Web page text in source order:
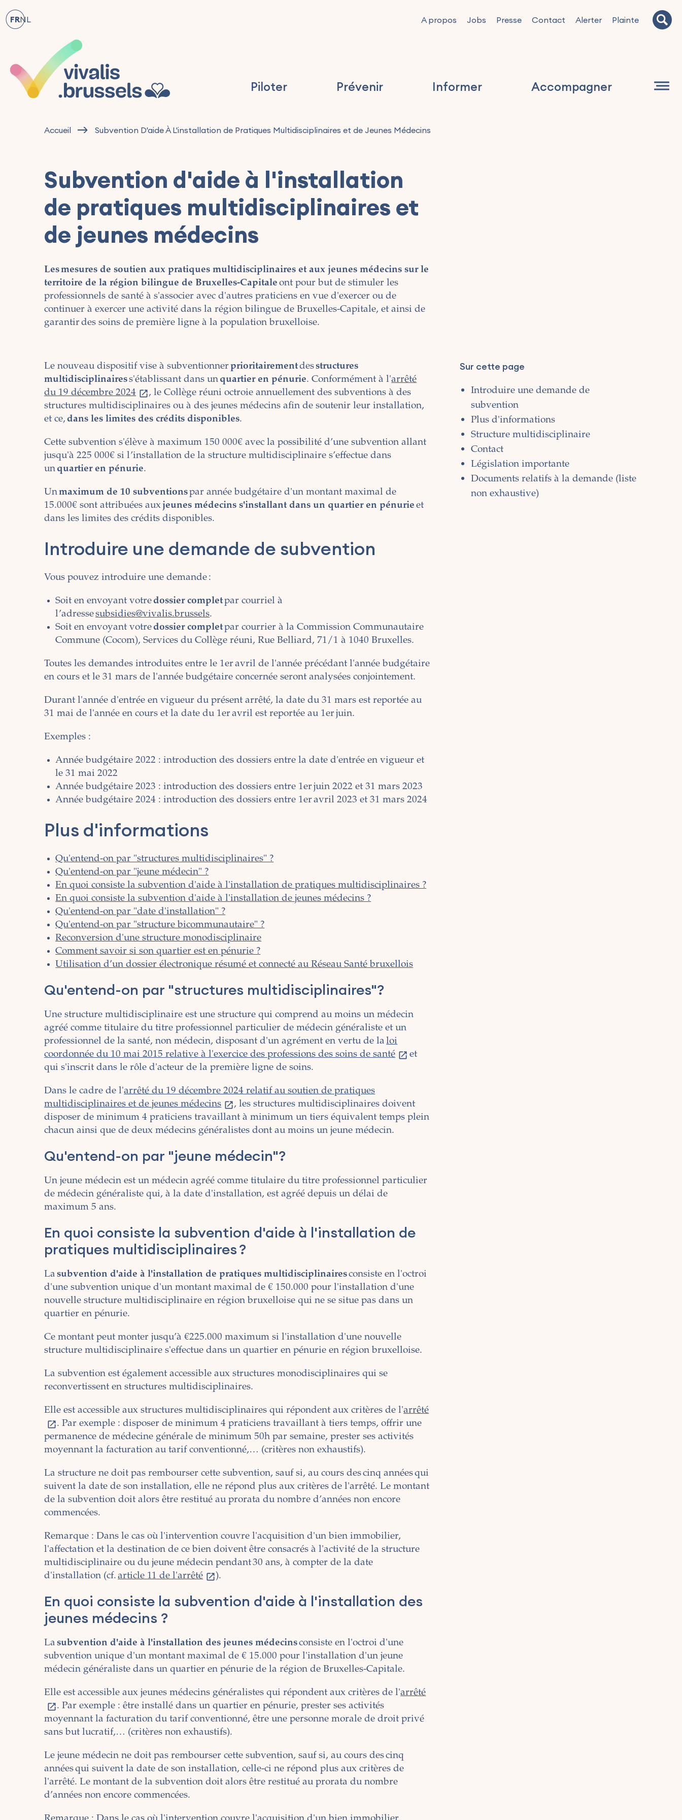
FRNL A propos Jobs Presse Contact Alerter Plainte
Piloter Prévenir Informer Accompagner
Accueil Subvention D'aide À L'installation de Pratiques Multidisciplinaires et de Jeunes Médecins
Subvention d'aide à l'installation
de pratiques multidisciplinaires et
de jeunes médecins
Les mesures de soutien aux pratiques multidisciplinaires et aux jeunes médecins sur le
territoire de la région bilingue de Bruxelles-Capitale ont pour but de stimuler les
professionnels de santé à s'associer avec d'autres praticiens en vue d'exercer ou de
continuer à exercer une activité dans la région bilingue de Bruxelles-Capitale, et ainsi de
garantir des soins de première ligne à la population bruxelloise.
Sur cette page
Introduire une demande de
subvention
Plus d'informations
Structure multidisciplinaire
Contact
Législation importante
Documents relatifs à la demande (liste
non exhaustive)
Le nouveau dispositif vise à subventionnerprioritairementdesstructures
multidisciplinairess'établissant dans un quartier en pénurie. Conformément à l'arrêté
du 19 décembre 2024
, le Collège réuni octroie annuellement des subventions à des
structures multidisciplinaires ou à des jeunes médecins afin de soutenir leur installation,
et ce,dans les limites des crédits disponibles.
Cette subvention s'élève à maximum 150 000€ avec la possibilité d’une subvention allant
jusqu'à 225 000€ si l’installation de la structure multidisciplinaire s’effectue dans
un quartier en pénurie.
Unmaximum de 10 subventionspar année budgétaire d'un montant maximal de
15.000€ sont attribuées auxjeunes médecins s'installant dans un quartier en pénurie et
dans les limites des crédits disponibles.
Introduire une demande de subvention
Vous pouvez introduire une demande :
Soit en envoyant votredossier completpar courriel à
l’adressesubsidies@vivalis.brussels.
Soit en envoyant votredossier completpar courrier à la Commission Communautaire
Commune (Cocom), Services du Collège réuni, Rue Belliard, 71/1 à 1040 Bruxelles.
Toutes les demandes introduites entre le 1er avril de l'année précédant l'année budgétaire
en cours et le 31 mars de l'année budgétaire concernée seront analysées conjointement.
Durant l'année d'entrée en vigueur du présent arrêté, la date du 31 mars est reportée au
31 mai de l'année en cours et la date du 1er avril est reportée au 1er juin.
Exemples :
Année budgétaire 2022 : introduction des dossiers entre la date d'entrée en vigueur et
le 31 mai 2022
Année budgétaire 2023 : introduction des dossiers entre 1er juin 2022 et 31 mars 2023
Année budgétaire 2024 : introduction des dossiers entre 1er avril 2023 et 31 mars 2024
Plus d'informations
Qu'entend-on par "structures multidisciplinaires" ?
Qu'entend-on par "jeune médecin" ?
En quoi consiste la subvention d'aide à l'installation de pratiques multidisciplinaires ?
En quoi consiste la subvention d'aide à l'installation de jeunes médecins ?
Qu'entend-on par "date d'installation" ?
Qu'entend-on par "structure bicommunautaire" ?
Reconversion d'une structure monodisciplinaire
Comment savoir si son quartier est en pénurie ?
Utilisation d’un dossier électronique résumé et connecté au Réseau Santé bruxellois
Qu'entend-on par "structures multidisciplinaires"?
Une structure multidisciplinaire est une structure qui comprend au moins un médecin
agréé comme titulaire du titre professionnel particulier de médecin généraliste et un
professionnel de la santé, non médecin, disposant d'un agrément en vertu de laloi
coordonnée du 10 mai 2015 relative à l'exercice des professions des soins de santé
et
qui s'inscrit dans le rôle d'acteur de la première ligne de soins.
Dans le cadre de l'arrêté du 19 décembre 2024 relatif au soutien de pratiques
multidisciplinaires et de jeunes médecins
, les structures multidisciplinaires doivent
disposer de minimum 4 praticiens travaillant à minimum un tiers équivalent temps plein
chacun ainsi que de deux médecins généralistes dont au moins un jeune médecin.
Qu'entend-on par "jeune médecin"?
Un jeune médecin est un médecin agréé comme titulaire du titre professionnel particulier
de médecin généraliste qui, à la date d'installation, est agréé depuis un délai de
maximum 5 ans.
En quoi consiste la subvention d'aide à l'installation de
pratiques multidisciplinaires ?
Lasubvention d'aide à l'installation de pratiques multidisciplinairesconsiste en l'octroi
d'une subvention unique d'un montant maximal de € 150.000 pour l'installation d'une
nouvelle structure multidisciplinaire en région bruxelloise qui ne se situe pas dans un
quartier en pénurie.
Ce montant peut monter jusqu’à €225.000 maximum si l'installation d'une nouvelle
structure multidisciplinaire s'effectue dans un quartier en pénurie en région bruxelloise.
La subvention est également accessible aux structures monodisciplinaires qui se
reconvertissent en structures multidisciplinaires.
Elle est accessible aux structures multidisciplinaires qui répondent aux critères de l'arrêté
. Par exemple : disposer de minimum 4 praticiens travaillant à tiers temps, offrir une
permanence de médecine générale de minimum 50h par semaine, prester ses activités
moyennant la facturation au tarif conventionné,… (critères non exhaustifs).
La structure ne doit pas rembourser cette subvention, sauf si, au cours des cinq années qui
suivent la date de son installation, elle ne répond plus aux critères de l'arrêté. Le montant
de la subvention doit alors être restitué au prorata du nombre d’années non encore
commencées.
Remarque : Dans le cas où l'intervention couvre l'acquisition d'un bien immobilier,
l'affectation et la destination de ce bien doivent être consacrés à l'activité de la structure
multidisciplinaire ou du jeune médecin pendant 30 ans, à compter de la date
d'installation (cf.article 11 de l'arrêté ).
En quoi consiste la subvention d'aide à l'installation des
jeunes médecins ?
Lasubvention d'aide à l'installation des jeunes médecinsconsiste en l'octroi d'une
subvention unique d'un montant maximal de € 15.000 pour l'installation d'un jeune
médecin généraliste dans un quartier en pénurie de la région de Bruxelles-Capitale.
Elle est accessible aux jeunes médecins généralistes qui répondent aux critères de l'arrêté
. Par exemple : être installé dans un quartier en pénurie, prester ses activités
moyennant la facturation du tarif conventionné, être une personne morale de droit privé
sans but lucratif,… (critères non exhaustifs).
Le jeune médecin ne doit pas rembourser cette subvention, sauf si, au cours des cinq
années qui suivent la date de son installation, celle-ci ne répond plus aux critères de
l'arrêté. Le montant de la subvention doit alors être restitué au prorata du nombre
d’années non encore commencées.